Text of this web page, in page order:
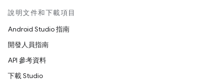
說明文件和下載項目
Android Studio 指南
開發人員指南
API 參考資料
下載 Studio